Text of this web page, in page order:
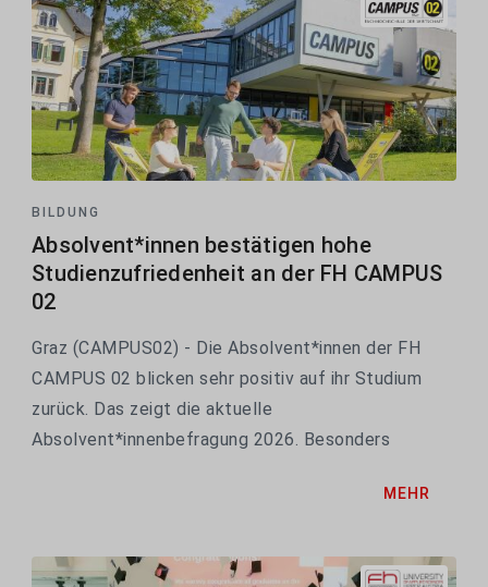
BILDUNG
Absolvent*innen bestätigen hohe
Studienzufriedenheit an der FH CAMPUS
02
Graz (CAMPUS02) - Die Absolvent*innen der FH
CAMPUS 02 blicken sehr positiv auf ihr Studium
zurück. Das zeigt die aktuelle
Absolvent*innenbefragung 2026. Besonders
Studium bleibt auf einem hohen Niveau. Mehr als
MEHR